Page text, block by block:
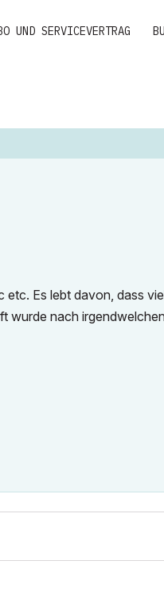
UND SERVICEVERTRAG
Es lebt davon, dass
wurde nach